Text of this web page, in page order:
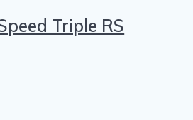
Triple RS